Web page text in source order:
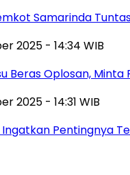
Samarinda
2025 - 14:34 WIB
Beras Oplosan,
2025 - 14:31 WIB
Ingatkan Pentingnya